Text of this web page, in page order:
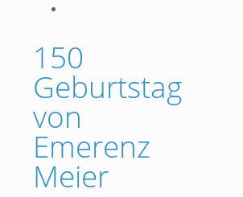
150
Geburtstag
von
Emerenz
Meier